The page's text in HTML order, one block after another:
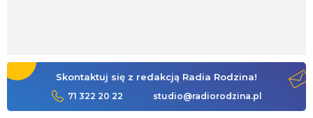
Skontaktuj się z redakcją Radia Rodzina!
71 322 20 22 studio@radiorodzina.pl